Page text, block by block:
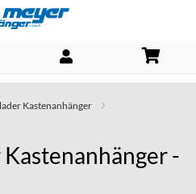
Kastenanhänger
-